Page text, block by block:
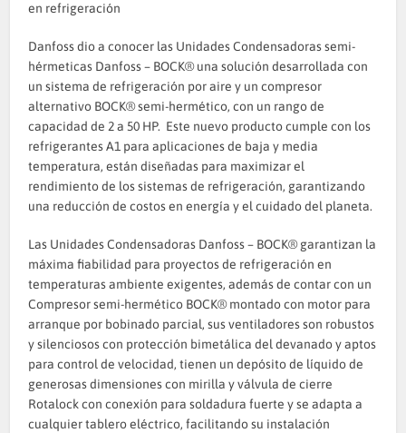
en refrigeración
Danfoss dio a conocer las Unidades Condensadoras semi-
hérmeticas Danfoss – BOCK® una solución desarrollada con
un sistema de refrigeración por aire y un compresor
alternativo BOCK®️ semi-hermético, con un rango de
capacidad de 2 a 50 HP. Este nuevo producto cumple con los
refrigerantes A1 para aplicaciones de baja y media
temperatura, están diseñadas para maximizar el
rendimiento de los sistemas de refrigeración, garantizando
una reducción de costos en energía y el cuidado del planeta.
Las Unidades Condensadoras Danfoss – BOCK® garantizan la
máxima fiabilidad para proyectos de refrigeración en
temperaturas ambiente exigentes, además de contar con un
Compresor semi-hermético BOCK® montado con motor para
arranque por bobinado parcial, sus ventiladores son robustos
y silenciosos con protección bimetálica del devanado y aptos
para control de velocidad, tienen un depósito de líquido de
generosas dimensiones con mirilla y válvula de cierre
Rotalock con conexión para soldadura fuerte y se adapta a
cualquier tablero eléctrico, facilitando su instalación